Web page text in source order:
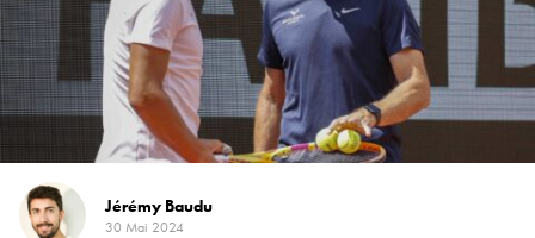
Jérémy Baudu
30 Mai 2024